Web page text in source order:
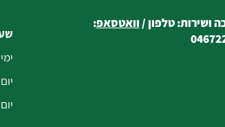
יום
יום
ושירות: טלפון /וואטסאפ: